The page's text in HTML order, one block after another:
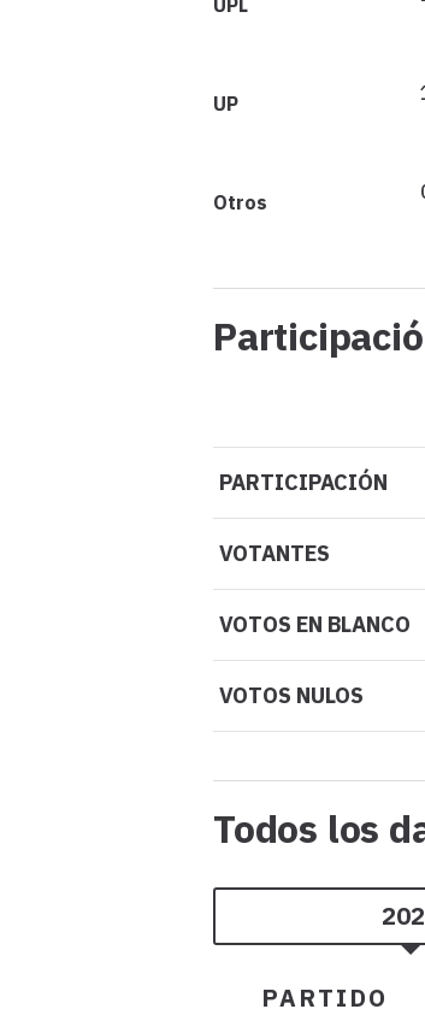
UPL
UP
Otros
PARTICIPACIÓN
VOTANTES
VOTOS EN BLANCO
VOTOS NULOS
Todos los
PARTIDO